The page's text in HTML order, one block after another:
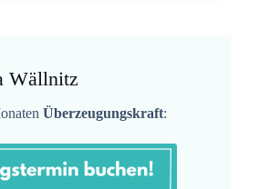
Wällnitz
Überzeugungskraft: